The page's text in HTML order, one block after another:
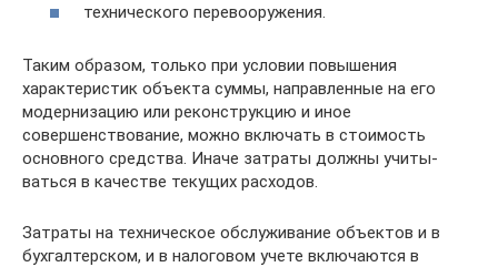
технического перевооружения.
Таким образом, только при условии по­вышения
характеристик объекта суммы, направленные на его
модернизацию или реконструкцию и иное
совершенствова­ние, можно включать в стоимость
основно­го средства. Иначе затраты должны учиты­
ваться в качестве текущих расходов.
Затраты на техническое обслуживание объ­ектов и в
бухгалтерском, и в налоговом учете включаются в